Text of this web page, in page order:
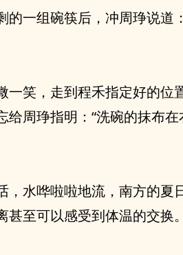
的一组碗筷后，冲周琤说道
一笑，走到程禾指定好的位
给周琤指明：“洗碗的抹布
，水哗啦啦地流，南方的夏
至可以感受到体温的交换。